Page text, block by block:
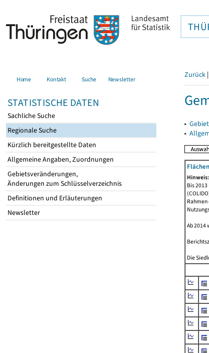
Home Kontakt Suche Newsletter
STATISTISCHE DATEN
Sachliche Suche
Regionale Suche
Kürzlich bereitgestellte Daten
Allgemeine Angaben, Zuordnungen
Gebietsveränderungen,
Änderungen zum Schlüsselverzeichnis
Definitionen und Erläuterungen
Newsletter
Zurück |
▸
▸
Hinweis:
Bis
Ab 2014
Die